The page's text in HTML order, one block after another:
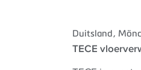
Duitsland,
TECE